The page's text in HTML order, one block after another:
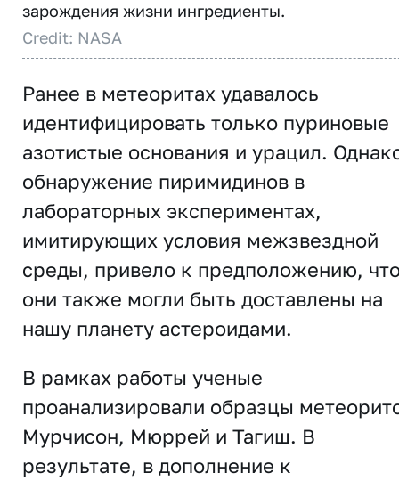
зарождения жизни ингредиенты.
Credit: NASA
Ранее в метеоритах удавалось
идентифицировать только пуриновые
азотистые основания и урацил.
обнаружение пиримидинов в
лабораторных экспериментах,
имитирующих условия межзвездной
среды, привело к предположению,
они также могли быть доставлены на
нашу планету астероидами.
В рамках работы ученые
проанализировали образцы
Мурчисон, Мюррей и Тагиш. В
результате, в дополнение к